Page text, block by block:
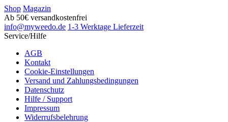
Shop Magazin
Ab 50€ versandkostenfrei
info@myweedo.de 1-3 Werktage Lieferzeit
Service/Hilfe
AGB
Kontakt
Cookie-Einstellungen
Versand und Zahlungsbedingungen
Datenschutz
Hilfe / Support
Impressum
Widerrufsbelehrung